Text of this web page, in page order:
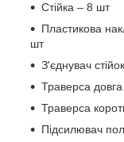
Стійка – 8 шт
Пластикова
шт
З'єднувач
Траверса
Траверса
Підсилювач